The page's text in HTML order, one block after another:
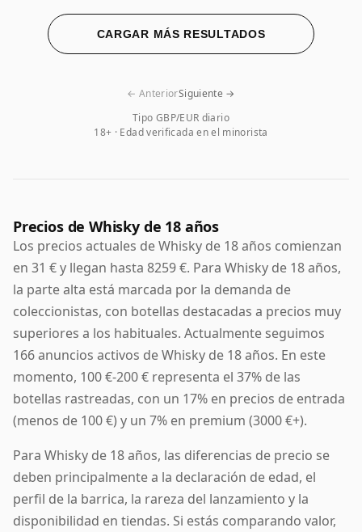
CARGAR MÁS RESULTADOS
Tipo GBP/EUR diario
18+ · Edad verificada en el minorista
← AnteriorSiguiente →
Precios de Whisky de 18 años
Los precios actuales de Whisky de 18 años comienzan
en 31 € y llegan hasta 8259 €. Para Whisky de 18 años,
la parte alta está marcada por la demanda de
coleccionistas, con botellas destacadas a precios muy
superiores a los habituales. Actualmente seguimos
166 anuncios activos de Whisky de 18 años. En este
momento, 100 €-200 € representa el 37% de las
botellas rastreadas, con un 17% en precios de entrada
(menos de 100 €) y un 7% en premium (3000 €+).
Para Whisky de 18 años, las diferencias de precio se
deben principalmente a la declaración de edad, el
perfil de la barrica, la rareza del lanzamiento y la
disponibilidad en tiendas. Si estás comparando valor,